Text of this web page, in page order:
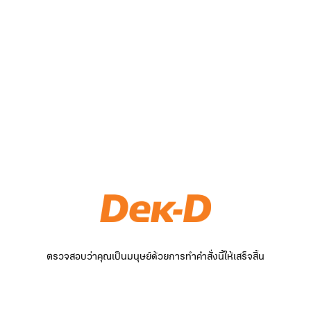
ตรวจสอบว่าคุณเป็นมนุษย์ด้วยการทำคำสั่งนี้ให้เสร็จสิ้น